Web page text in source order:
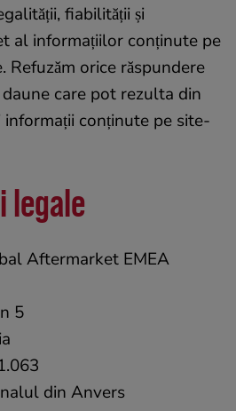
fiabilității și
al informațiilor conținute pe
Refuzăm orice răspundere
care pot rezulta din
conținute pe site-
Aftermarket EMEA
5
din Anvers